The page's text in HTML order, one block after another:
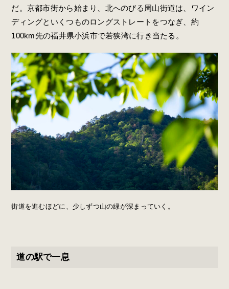
だ。京都市街から始まり、北へのびる周山街道は、ワイン
ディングといくつものロングストレートをつなぎ、約
100km先の福井県小浜市で若狭湾に行き当たる。
街道を進むほどに、少しずつ山の緑が深まっていく。
道の駅で一息